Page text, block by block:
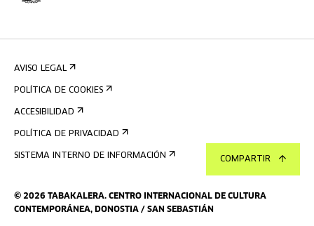
COMPARTIR
© 2026 TABAKALERA. CENTRO INTERNACIONAL DE CULTURA
CONTEMPORÁNEA, DONOSTIA / SAN SEBASTIÁN
AVISO LEGAL
POLÍTICA DE COOKIES
ACCESIBILIDAD
POLÍTICA DE PRIVACIDAD
SISTEMA INTERNO DE INFORMACIÓN